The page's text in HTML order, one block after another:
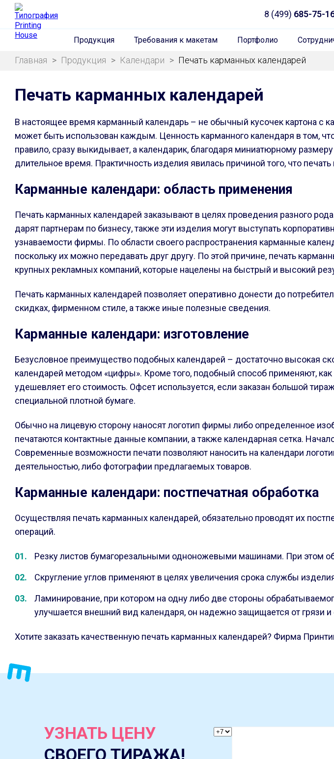
8 (499) 685-75-
Продукция Требования к макетам Портфолио
Главная > Продукция > Календари > Печать карманных календарей
Печать карманных календарей
В настоящее время карманный календарь – не обычный кусочек картона с
может быть использован каждым. Ценность карманного календаря в том,
правило, сразу выкидывает, а календарик, благодаря миниатюрному
длительное время. Практичность изделия явилась причиной того, что
Карманные календари: область применения
Печать карманных календарей заказывают в целях проведения разного
дарят партнерам по бизнесу, также эти изделия могут выступать
узнаваемости фирмы. По области своего распространения карманные
поскольку их можно передавать друг другу. По этой причине, печать
крупных рекламных компаний, которые нацелены на быстрый и высокий
Печать карманных календарей позволяет оперативно донести до
скидках, фирменном стиле, а также иные полезные сведения.
Карманные календари: изготовление
Безусловное преимущество подобных календарей – достаточно высокая
календарей методом «цифры». Кроме того, подобный способ применяют, как
удешевляет его стоимость. Офсет используется, если заказан большой
специальной плотной бумаге.
Обычно на лицевую сторону наносят логотип фирмы либо определенное
печатаются контактные данные компании, а также календарная сетка.
Современные возможности печати позволяют наносить на календари
деятельностью, либо фотографии предлагаемых товаров.
Карманные календари: постпечатная обработка
Осуществляя печать карманных календарей, обязательно проводят их
операций.
Резку листов бумагорезальными одноножевыми машинами. При этом
Скругление углов применяют в целях увеличения срока службы
Ламинирование, при котором на одну либо две стороны
улучшается внешний вид календаря, он надежно защищается от грязи
Хотите заказать качественную печать карманных календарей? Фирма
УЗНАТЬ ЦЕНУ
СВОЕГО ТИРАЖА!